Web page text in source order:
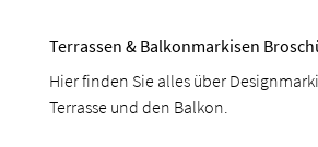
Terrassen & Balkonmarkisen
Hier finden Sie alles über
Terrasse und den Balkon.